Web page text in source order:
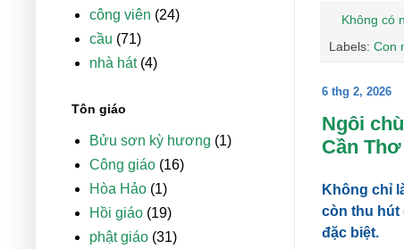
Không có
Labels: Con
6 thg 2, 2026
Ngôi
Cần Thơ
Không chỉ
còn thu hút
đặc biệt.
công viên (24)
cầu (71)
nhà hát (4)
Tôn giáo
Bửu sơn kỳ hương (1)
Công giáo (16)
Hòa Hảo (1)
Hồi giáo (19)
phật giáo (31)